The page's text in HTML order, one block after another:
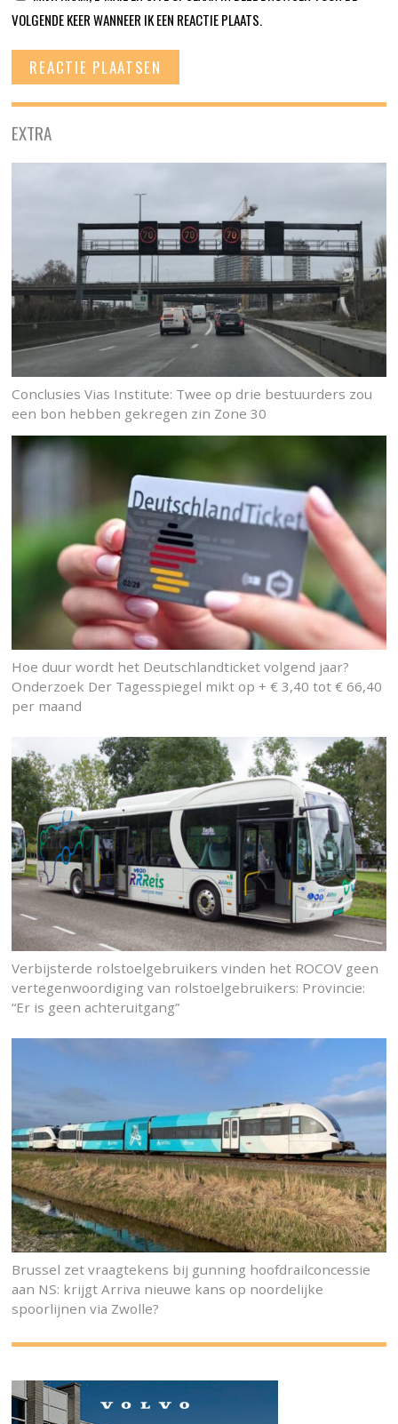
VOLGENDE KEER WANNEER IK EEN REACTIE PLAATS.
EXTRA
Conclusies Vias Institute: Twee op drie bestuurders zou
een bon hebben gekregen zin Zone 30
Hoe duur wordt het Deutschlandticket volgend jaar?
Onderzoek Der Tagesspiegel mikt op + € 3,40 tot € 66,40
per maand
Verbijsterde rolstoelgebruikers vinden het ROCOV geen
vertegenwoordiging van rolstoelgebruikers: Provincie:
“Er is geen achteruitgang”
Brussel zet vraagtekens bij gunning hoofdrailconcessie
aan NS: krijgt Arriva nieuwe kans op noordelijke
spoorlijnen via Zwolle?